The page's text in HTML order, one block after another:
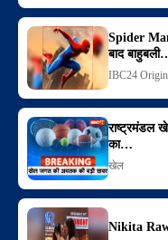
Spider
बाद
IBC24
राष्ट्रमंडल
का…
खेल
Nikita